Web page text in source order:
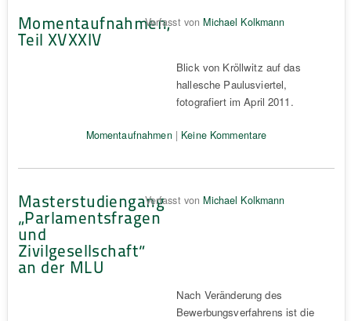
Momentaufnahmen,
Teil XVXXIV
Verfasst von Michael Kolkmann
Blick von Kröllwitz auf das
hallesche Paulusviertel,
fotografiert im April 2011.
Momentaufnahmen| Keine Kommentare
Masterstudiengang
„Parlamentsfragen
und
Zivilgesellschaft“
an der MLU
Verfasst von Michael Kolkmann
Nach Veränderung des
Bewerbungsverfahrens ist die